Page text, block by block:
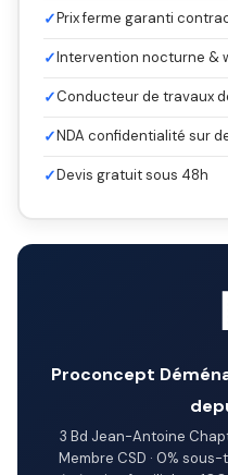
✓Prix ferme garanti
✓Intervention nocturne &
✓Conducteur de travaux
✓NDA confidentialité sur
✓Devis gratuit sous 48h
Proconcept
3 Bd Jean-Antoine
Membre CSD · 0% sous-